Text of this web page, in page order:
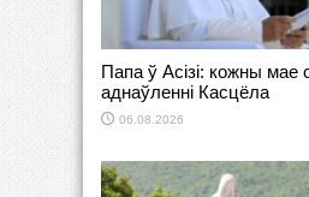
Папа ў Асізі: кожны
аднаўленні Касцёла
06.08.2026